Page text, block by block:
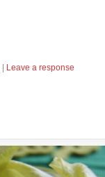
| Leave a response